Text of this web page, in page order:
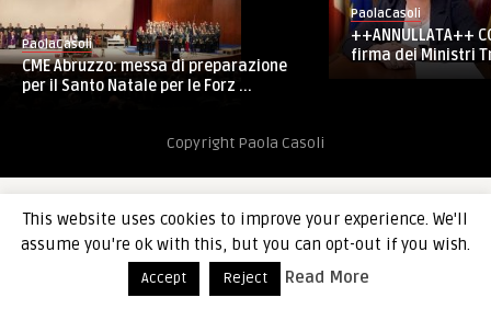
PaolaCasoli
CME Abruzzo: messa di preparazione
per il Santo Natale per le Forz ...
PaolaCasoli
++ANNULLATA++
firma dei Ministri
Copyright Paola Casoli
This website uses cookies to improve your experience. We'll
assume you're ok with this, but you can opt-out if you wish.
Accept Reject Read More